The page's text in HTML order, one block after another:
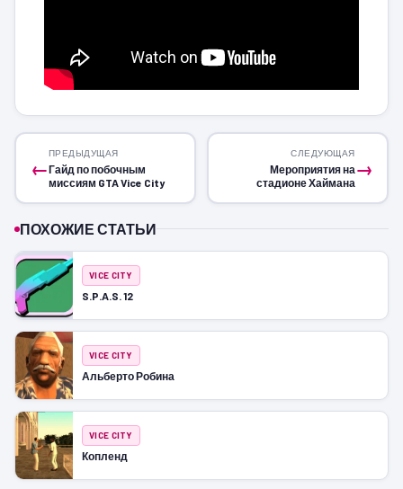
←
ПРЕДЫДУЩАЯ
Гайд по побочным
миссиям GTA Vice City
→
СЛЕДУЮЩАЯ
Мероприятия на
стадионе Хаймана
ПОХОЖИЕ СТАТЬИ
VICE CITY
S.P.A.S. 12
VICE CITY
Альберто Робина
VICE CITY
Копленд